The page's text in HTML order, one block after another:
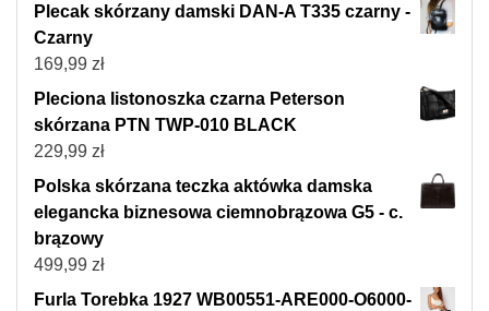
Plecak skórzany damski DAN-A T335 czarny -
Czarny
169,99 zł
Pleciona listonoszka czarna Peterson
skórzana PTN TWP-010 BLACK
229,99 zł
Polska skórzana teczka aktówka damska
elegancka biznesowa ciemnobrązowa G5 - c.
brązowy
499,99 zł
Furla Torebka 1927 WB00551-ARE000-O6000-